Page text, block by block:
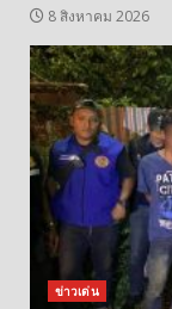
8 สิงหาคม 2026
ข่าวเด่น